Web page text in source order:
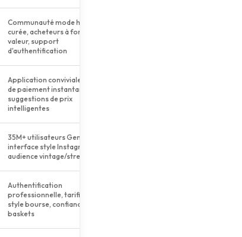
Communauté mode homme
curée, acheteurs à forte
valeur, support
d'authentification
Application conviviale, option
de paiement instantané,
suggestions de prix
intelligentes
35M+ utilisateurs Gen Z,
interface style Instagram,
audience vintage/streetwear
Authentification
professionnelle, tarification
style bourse, confiance pour
baskets